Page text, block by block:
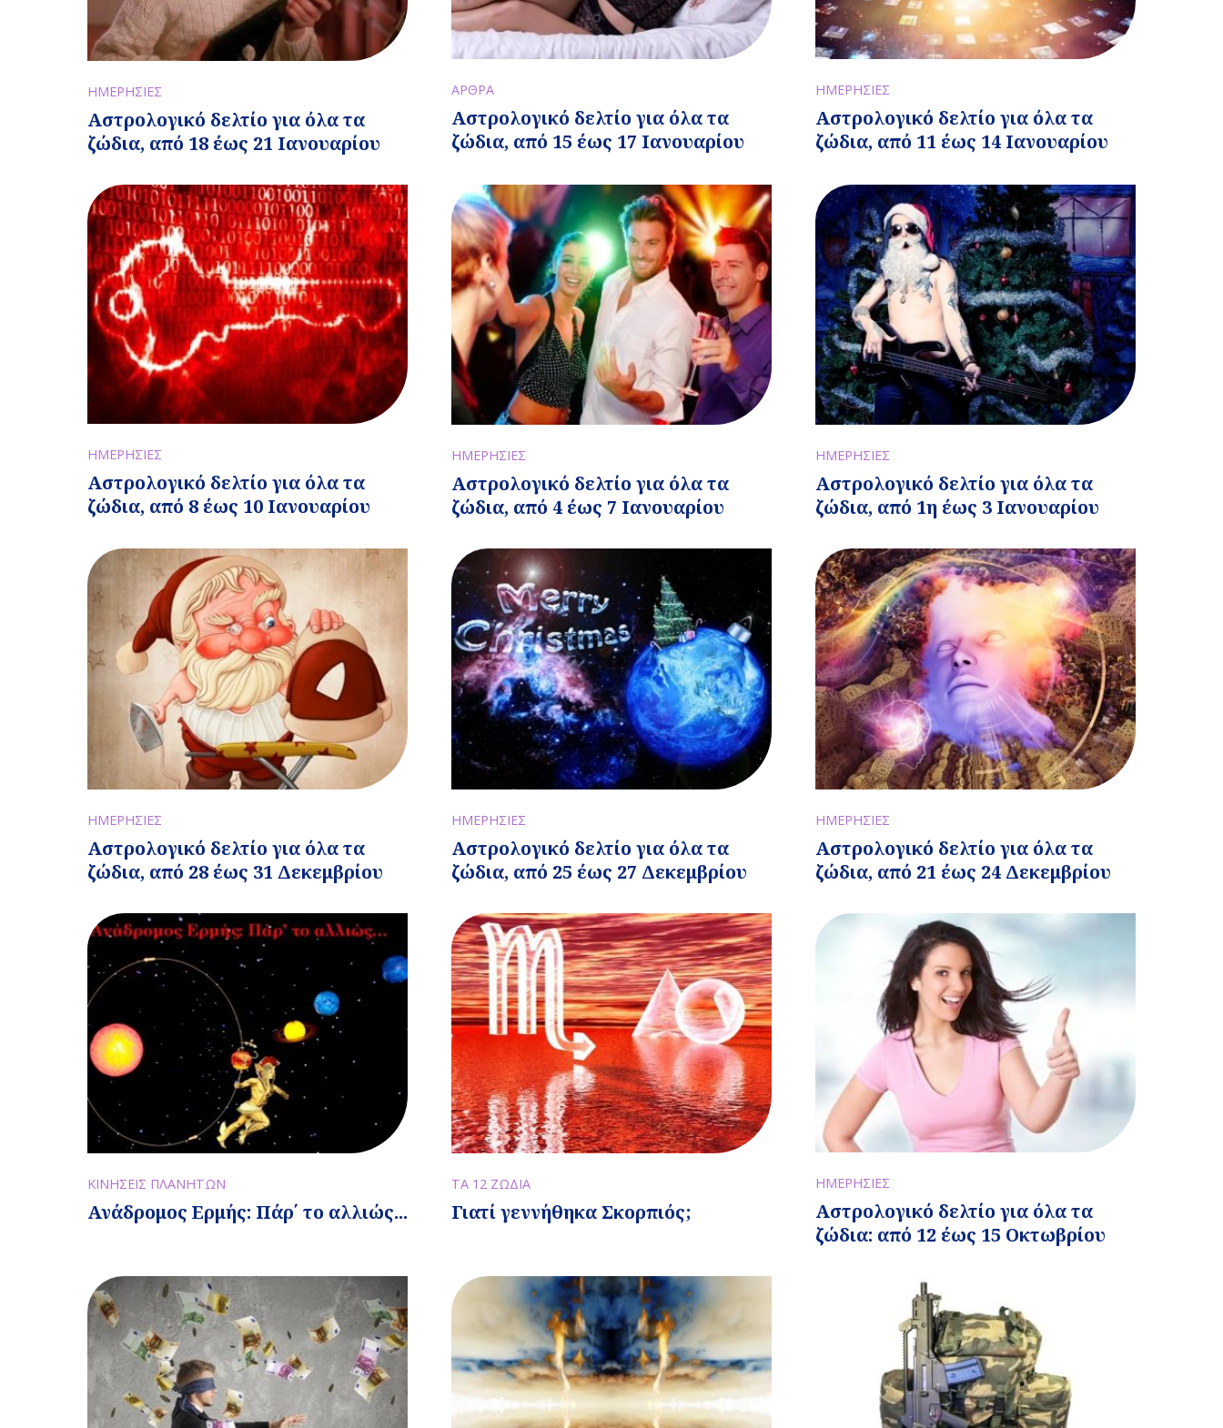
ΗΜΕΡΗΣΙΕΣ
Αστρολογικό δελτίο για όλα τα
ζώδια, από 18 έως 21 Ιανουαρίου
ΑΡΘΡΑ
Αστρολογικό δελτίο για όλα τα
ζώδια, από 15 έως 17 Ιανουαρίου
ΗΜΕΡΗΣΙΕΣ
Αστρολογικό δελτίο για όλα τα
ζώδια, από 11 έως 14 Ιανουαρίου
ΗΜΕΡΗΣΙΕΣ
Αστρολογικό δελτίο για όλα τα
ζώδια, από 8 έως 10 Ιανουαρίου
ΗΜΕΡΗΣΙΕΣ
Αστρολογικό δελτίο για όλα τα
ζώδια, από 4 έως 7 Ιανουαρίου
ΗΜΕΡΗΣΙΕΣ
Αστρολογικό δελτίο για όλα τα
ζώδια, από 1η έως 3 Ιανουαρίου
ΗΜΕΡΗΣΙΕΣ
Αστρολογικό δελτίο για όλα τα
ζώδια, από 28 έως 31 Δεκεμβρίου
ΗΜΕΡΗΣΙΕΣ
Αστρολογικό δελτίο για όλα τα
ζώδια, από 25 έως 27 Δεκεμβρίου
ΗΜΕΡΗΣΙΕΣ
Αστρολογικό δελτίο για όλα τα
ζώδια, από 21 έως 24 Δεκεμβρίου
ΚΙΝΗΣΕΙΣ ΠΛΑΝΗΤΩΝ
Ανάδρομος Ερμής: Πάρ΄ το αλλιώς...
ΤΑ 12 ΖΩΔΙΑ
Γιατί γεννήθηκα Σκορπιός;
ΗΜΕΡΗΣΙΕΣ
Αστρολογικό δελτίο για όλα τα
ζώδια: από 12 έως 15 Οκτωβρίου